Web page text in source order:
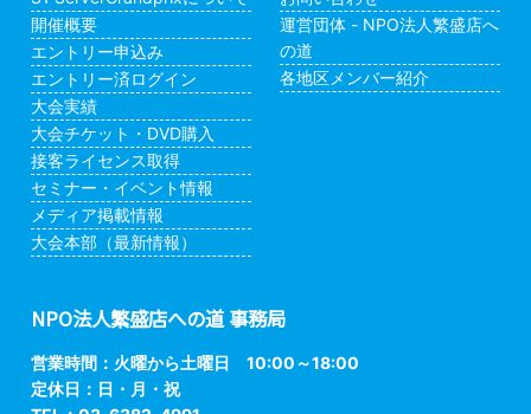
NPO法人繁盛店への道 事務局
営業時間：火曜から土曜日 10:00～18:00
定休日：日・月・祝
開催概要
エントリー申込み
エントリー済ログイン
大会実績
大会チケット・DVD購入
接客ライセンス取得
セミナー・イベント情報
メディア掲載情報
大会本部（最新情報）
運営団体 - NPO法人繁盛店へ
の道
各地区メンバー紹介